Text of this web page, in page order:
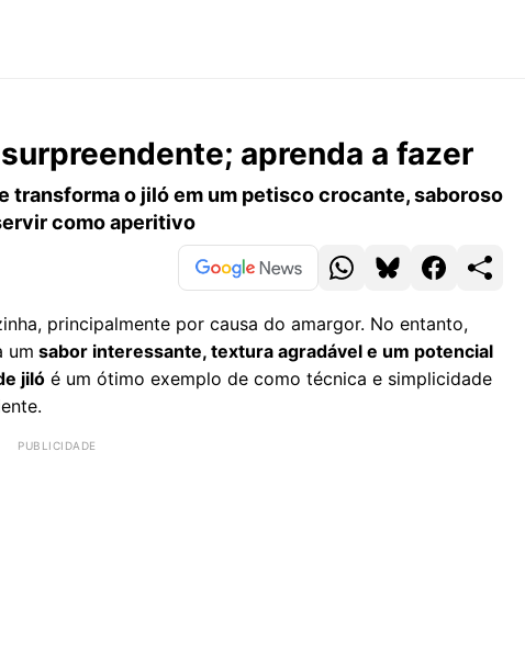
aprenda a fazer
transforma o jiló em um petisco crocante, saboroso
como aperitivo
principalmente por causa do amargor. No entanto,
um sabor interessante, textura agradável e um potencial
jiló é um ótimo exemplo de como técnica e simplicidade